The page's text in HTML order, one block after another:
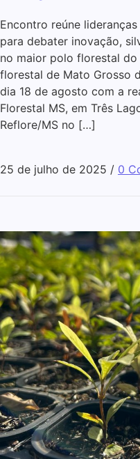
Encontro reúne
para debater inovação,
no maior polo florestal do
florestal de Mato Grosso
dia 18 de agosto com a
Florestal MS, em Três
Reflore/MS no […]
25 de julho de 2025 / 0